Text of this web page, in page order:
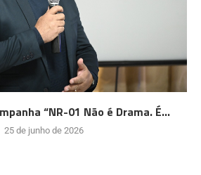
“NR-01 Não é Drama. É...
25 de junho de 2026